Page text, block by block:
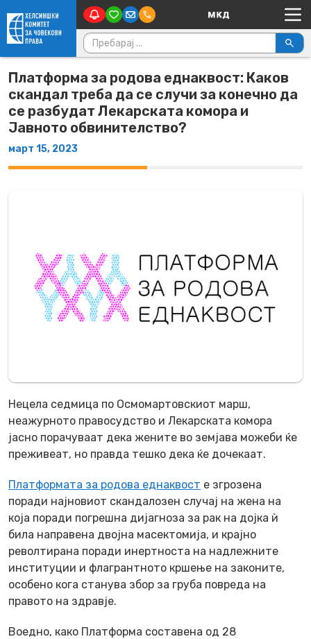
Skip to content Main Navigation
Пребарувај за:
Платформа за родова еднаквост: Каков
скандал треба да се случи за конечно да
се разбудат Лекарската комора и
Јавното обвинителство?
март 15, 2023
Нецела седмица по Осмомартовскиот марш,
неажурното правосудство и Лекарската комора
јасно порачуваат дека жените во земјава можеби ќе
преживеат, но правда тешко дека ќе дочекаат.
Платформата за родова еднаквост е згрозена
поради најновиот скандалозен случај на жена на
која поради погрешна дијагноза за рак на дојка ѝ
била направена двојна масектомија, и крајно
револтирана поради инертноста на надлежните
институции и флагрантното кршење на законите,
особено кога станува збор за груба повреда на
правото на здравје.
Воедно, како Платформа составена од 28